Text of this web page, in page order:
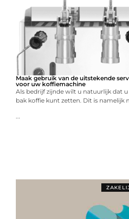
Maak gebruik van de uitstekende
voor uw koffiemachine
Als bedrijf zijnde wilt u natuurlijk dat
bak koffie kunt zetten. Dit is namelijk
...